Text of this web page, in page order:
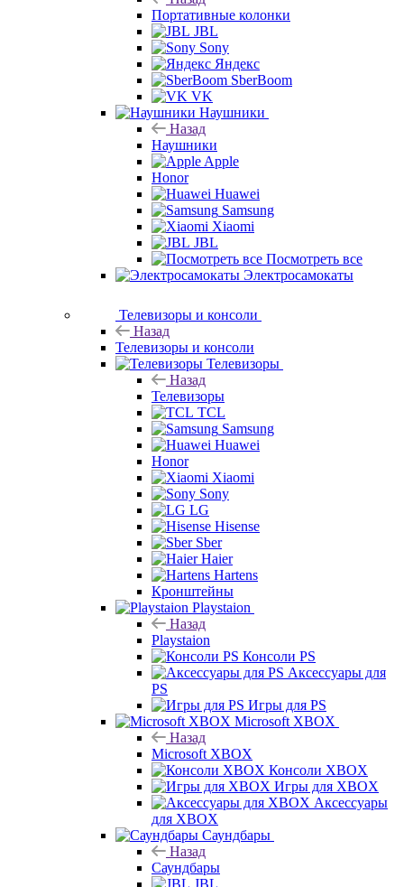
Портативные колонки
JBL
Sony
Яндекс
SberBoom
VK
Наушники
Назад
Наушники
Apple
Honor
Huawei
Samsung
Xiaomi
JBL
Посмотреть все
Электросамокаты
Телевизоры и консоли
Назад
Телевизоры и консоли
Телевизоры
Назад
Телевизоры
TCL
Samsung
Huawei
Honor
Xiaomi
Sony
LG
Hisense
Sber
Haier
Hartens
Кронштейны
Playstaion
Назад
Playstaion
Консоли PS
Аксессуары для
PS
Игры для PS
Microsoft XBOX
Назад
Microsoft XBOX
Консоли XBOX
Игры для XBOX
Аксессуары
для XBOX
Саундбары
Назад
Саундбары
JBL